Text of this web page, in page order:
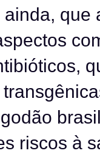
que
riscos à